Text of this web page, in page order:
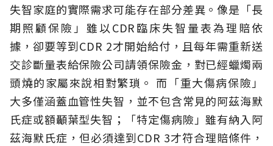
失智家庭的實際需求可能存在部分差異。像是「長
期照顧保險」雖以CDR臨床失智量表為理賠依
據，卻要等到CDR 2才開始給付，且每年需重新送
交診斷量表給保險公司請領保險金，對已經蠟燭兩
頭燒的家屬來說相對繁瑣。 而「重大傷病保險」
大多僅涵蓋血管性失智，並不包含常見的阿茲海默
氏症或額顳葉型失智；「特定傷病險」雖有納入阿
茲海默氏症，但必須達到CDR 3才符合理賠條件，